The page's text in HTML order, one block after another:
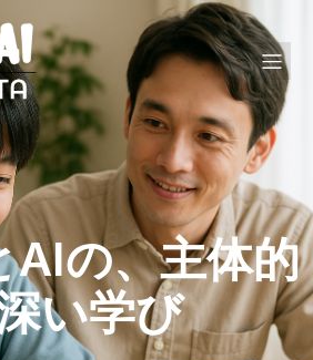
AIの、主体的
い学び